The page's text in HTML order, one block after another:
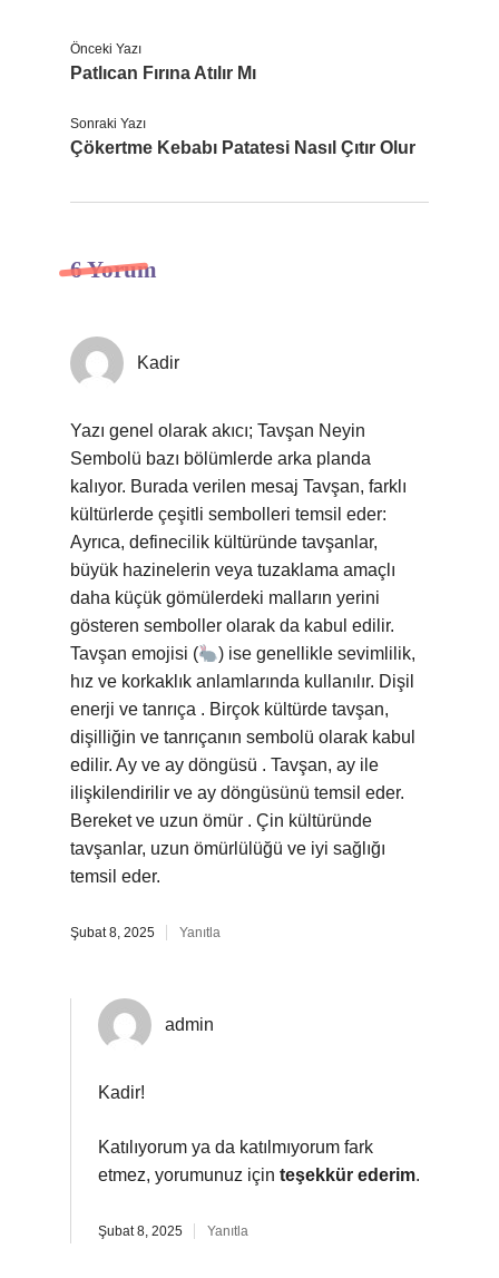
Önceki Yazı
Patlıcan Fırına Atılır Mı
Sonraki Yazı
Çökertme Kebabı Patatesi Nasıl Çıtır Olur
6 Yorum
Kadir
Yazı genel olarak akıcı; Tavşan Neyin
Sembolü bazı bölümlerde arka planda
kalıyor. Burada verilen mesaj Tavşan, farklı
kültürlerde çeşitli sembolleri temsil eder:
Ayrıca, definecilik kültüründe tavşanlar,
büyük hazinelerin veya tuzaklama amaçlı
daha küçük gömülerdeki malların yerini
gösteren semboller olarak da kabul edilir.
Tavşan emojisi (
) ise genellikle sevimlilik,
hız ve korkaklık anlamlarında kullanılır. Dişil
enerji ve tanrıça . Birçok kültürde tavşan,
dişilliğin ve tanrıçanın sembolü olarak kabul
edilir. Ay ve ay döngüsü . Tavşan, ay ile
ilişkilendirilir ve ay döngüsünü temsil eder.
Bereket ve uzun ömür . Çin kültüründe
tavşanlar, uzun ömürlülüğü ve iyi sağlığı
temsil eder.
Şubat 8, 2025 Yanıtla
admin
Kadir!
Katılıyorum ya da katılmıyorum fark
etmez, yorumunuz için teşekkür ederim.
Şubat 8, 2025 Yanıtla